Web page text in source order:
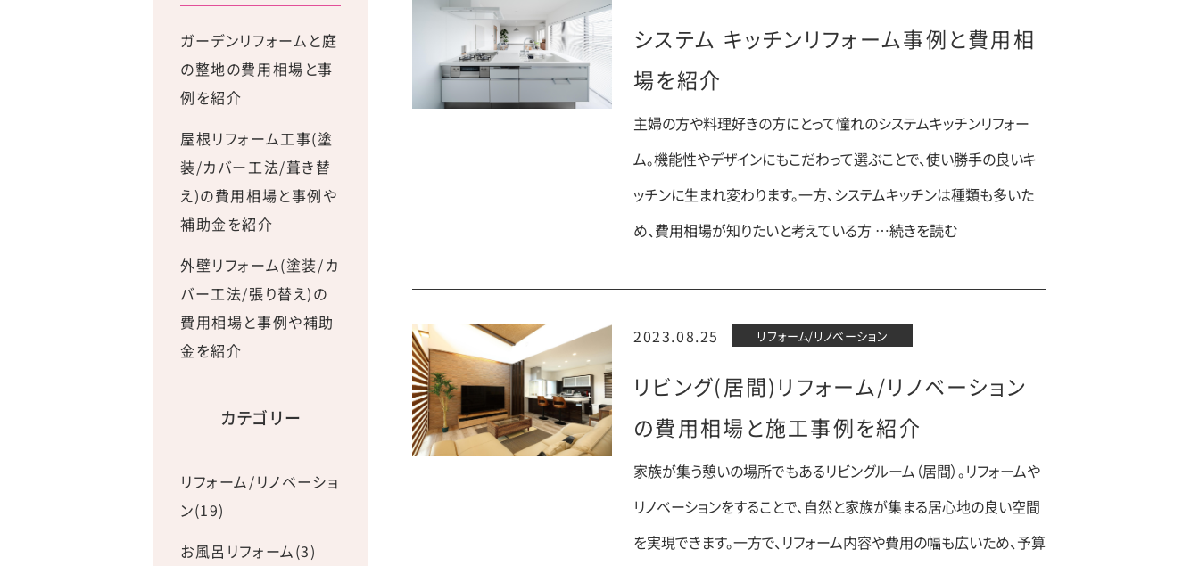
システム キッチンリフォーム事例と費用相
場を紹介
主婦の方や料理好きの方にとって憧れのシステムキッチンリフォー
ム。機能性やデザインにもこだわって選ぶことで、使い勝手の良いキ
ッチンに生まれ変わります。一方、システムキッチンは種類も多いた
め、費用相場が知りたいと考えている方 …続きを読む
2023.08.25 リフォーム/リノベーション
リビング(居間)リフォーム/リノベーション
の費用相場と施工事例を紹介
家族が集う憩いの場所でもあるリビングルーム（居間）。リフォームや
リノベーションをすることで、自然と家族が集まる居心地の良い空間
を実現できます。一方で、リフォーム内容や費用の幅も広いため、予算
ガーデンリフォームと庭
の整地の費用相場と事
例を紹介
屋根リフォーム工事(塗
装/カバー工法/葺き替
え)の費用相場と事例や
補助金を紹介
外壁リフォーム(塗装/カ
バー工法/張り替え)の
費用相場と事例や補助
金を紹介
カテゴリー
リフォーム/リノベーショ
ン(19)
お風呂リフォーム(3)